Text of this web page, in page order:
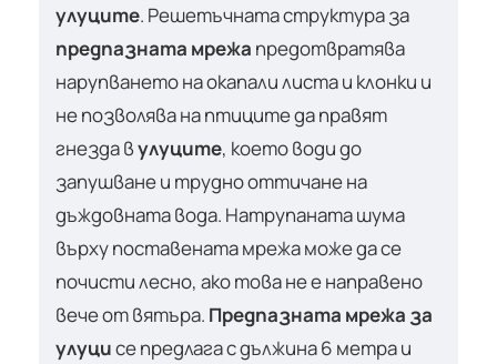
улуците. Решетъчната структура за
предпазната мрежа предотвратява
нарупването на окапали листа и клонки и
не позволява на птиците да правят
гнезда вулуците, което води до
запушване и трудно оттичане на
дъждовната вода. Натрупаната шума
върху поставената мрежа може да се
почисти лесно, ако това не е направено
вече от вятъра. Предпазната мрежа за
улуцисе предлага с дължина 6 метра и